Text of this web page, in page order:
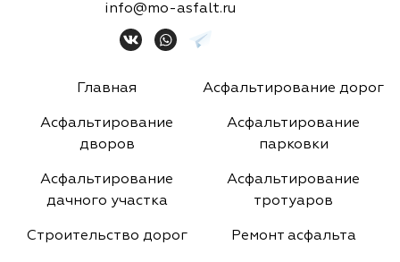
info@mo-asfalt.ru
Главная Асфальтирование дорог
Асфальтирование
дворов
Асфальтирование
парковки
Асфальтирование
дачного участка
Асфальтирование
тротуаров
Строительство дорог Ремонт асфальта